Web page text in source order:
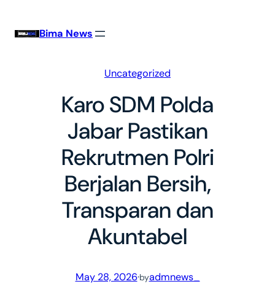
Bima News
Uncategorized
Karo SDM Polda
Jabar Pastikan
Rekrutmen Polri
Berjalan Bersih,
Transparan dan
Akuntabel
May 28, 2026·byadmnews_